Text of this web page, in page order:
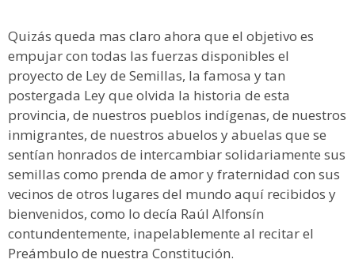
Quizás queda mas claro ahora que el objetivo es
empujar con todas las fuerzas disponibles el
proyecto de Ley de Semillas, la famosa y tan
postergada Ley que olvida la historia de esta
provincia, de nuestros pueblos indígenas, de nuestros
inmigrantes, de nuestros abuelos y abuelas que se
sentían honrados de intercambiar solidariamente sus
semillas como prenda de amor y fraternidad con sus
vecinos de otros lugares del mundo aquí recibidos y
bienvenidos, como lo decía Raúl Alfonsín
contundentemente, inapelablemente al recitar el
Preámbulo de nuestra Constitución.